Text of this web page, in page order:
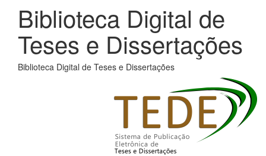
Biblioteca Digital de
Teses e Dissertações
Biblioteca Digital de Teses e Dissertações